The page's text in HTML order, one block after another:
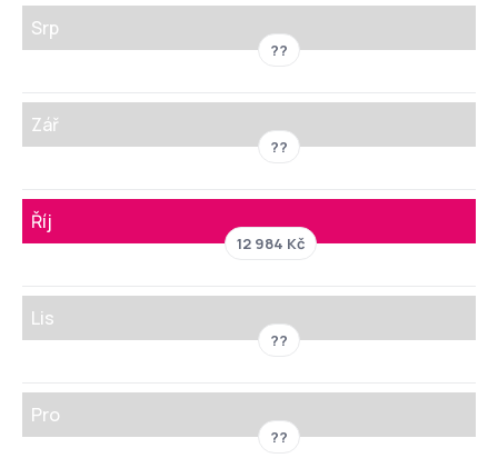
Srp
??
Zář
??
Říj
12 984 Kč
Lis
??
Pro
??